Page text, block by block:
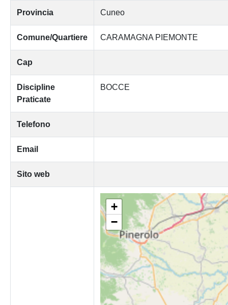
Provincia Cuneo
Comune/Quartiere CARAMAGNA PIEMONTE
Cap
Discipline
Praticate
BOCCE
Telefono
Email
Sito web
+
−